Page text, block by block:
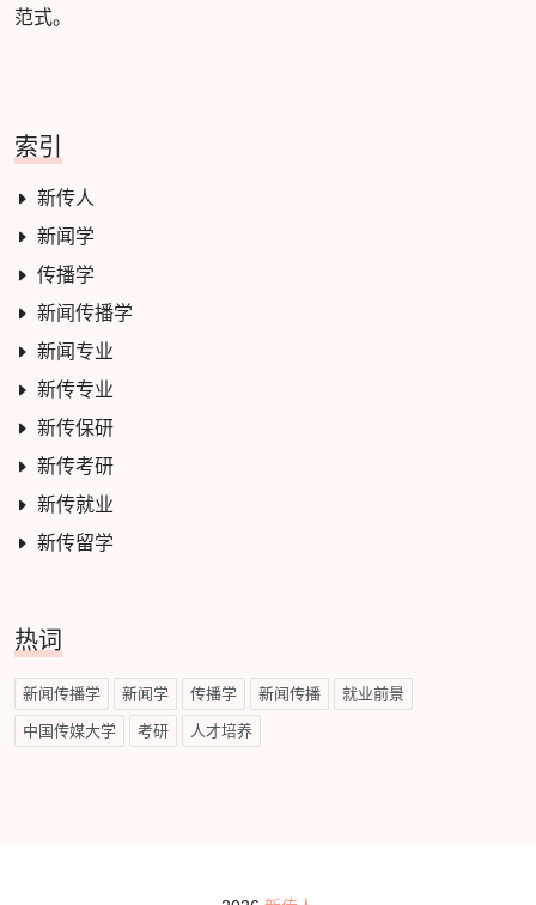
范式。
索引
新传人
新闻学
传播学
新闻传播学
新闻专业
新传专业
新传保研
新传考研
新传就业
新传留学
热词
新闻传播学 新闻学 传播学 新闻传播 就业前景
中国传媒大学 考研 人才培养